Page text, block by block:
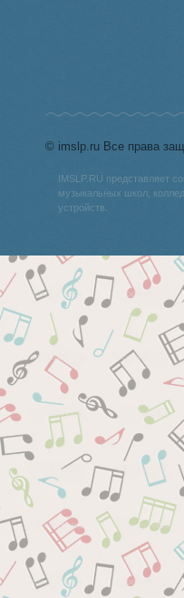
© imslp.ru Все права
IMSLP.RU представляет
музыкальных школ,
устройств.